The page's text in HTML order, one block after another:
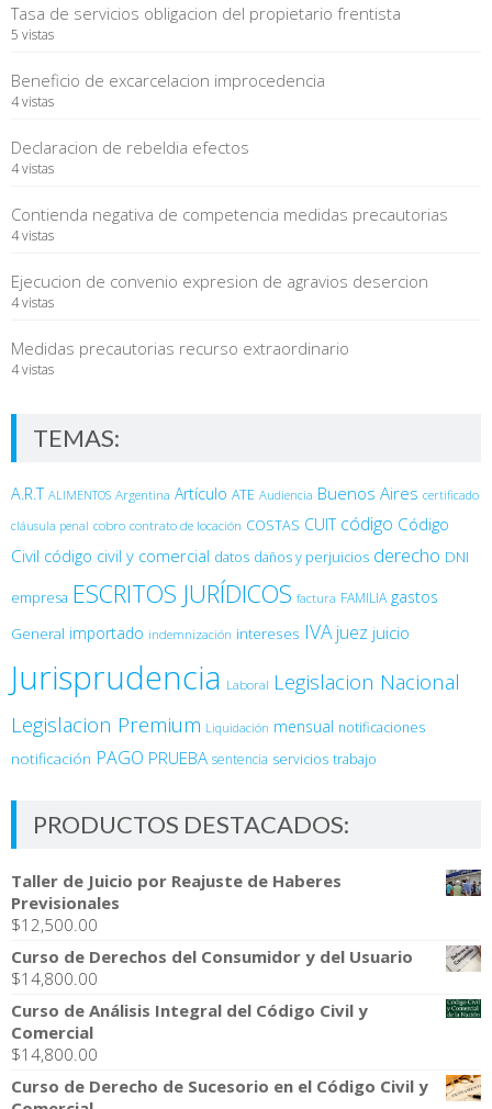
Tasa de servicios obligacion del propietario frentista
5 vistas
Beneficio de excarcelacion improcedencia
4 vistas
Declaracion de rebeldia efectos
4 vistas
Contienda negativa de competencia medidas precautorias
4 vistas
Ejecucion de convenio expresion de agravios desercion
4 vistas
Medidas precautorias recurso extraordinario
4 vistas
TEMAS:
A.R.T ALIMENTOS Argentina Artículo ATE Audiencia Buenos Aires certificado
cláusula penal cobro contrato de locación COSTAS CUIT código Código
Civil código civil y comercial datos daños y perjuicios derecho DNI
empresa ESCRITOS JURÍDICOS factura FAMILIA gastos
General importado indemnización intereses IVA juez juicio
Jurisprudencia Laboral Legislacion Nacional
Legislacion Premium Liquidación mensual notificaciones
notificación PAGO PRUEBA sentencia servicios trabajo
PRODUCTOS DESTACADOS:
Taller de Juicio por Reajuste de Haberes
Previsionales
$12,500.00
Curso de Derechos del Consumidor y del Usuario
$14,800.00
Curso de Análisis Integral del Código Civil y
Comercial
$14,800.00
Curso de Derecho de Sucesorio en el Código Civil y